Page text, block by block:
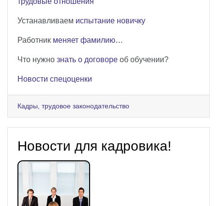
Устанавливаем испытание новичку
Работник меняет фамилию…
Что нужно знать о договоре об обучении?
Новости спецоценки
Кадры, трудовое законодательство
Новости для кадровика!